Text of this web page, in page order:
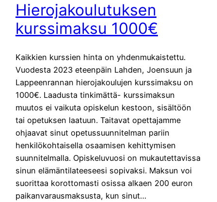
Hierojakoulutuksen
kurssimaksu 1000€
Kaikkien kurssien hinta on yhdenmukaistettu.
Vuodesta 2023 eteenpäin Lahden, Joensuun ja
Lappeenrannan hierojakoulujen kurssimaksu on
1000€. Laadusta tinkimättä- kurssimaksun
muutos ei vaikuta opiskelun kestoon, sisältöön
tai opetuksen laatuun. Taitavat opettajamme
ohjaavat sinut opetussuunnitelman pariin
henkilökohtaisella osaamisen kehittymisen
suunnitelmalla. Opiskeluvuosi on mukautettavissa
sinun elämäntilateeseesi sopivaksi. Maksun voi
suorittaa korottomasti osissa alkaen 200 euron
paikanvarausmaksusta, kun sinut…